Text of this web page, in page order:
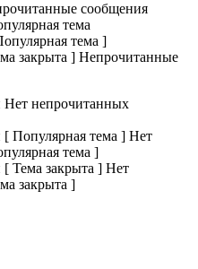
сообщения
тема
тема ]
закрыта ] Непрочитанные
Нет непрочитанных
Популярная тема ] Нет
тема ]
Тема закрыта ] Нет
закрыта ]